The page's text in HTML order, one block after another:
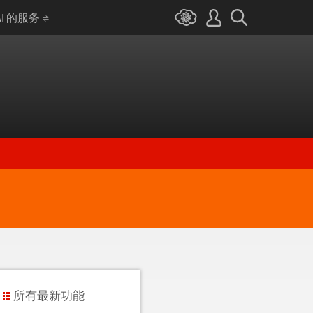
的服务
所有最新功能